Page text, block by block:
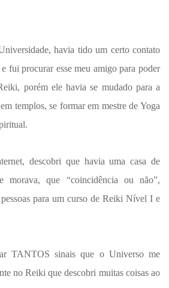
havia tido um certo contato
fui procurar esse meu amigo para poder
porém ele havia se mudado para a
templos, se formar em mestre de Yoga
descobri que havia uma casa de
morava, que “coincidência ou não”,
para um curso de Reiki Nível I e
TANTOS sinais que o Universo me
no Reiki que descobri muitas coisas ao